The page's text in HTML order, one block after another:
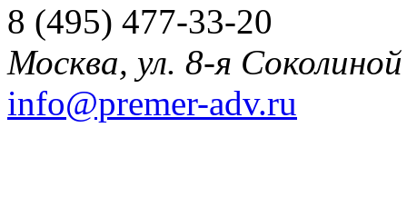
8 (495) 477-33-20
Москва, ул. 8-я
info@premer-adv.ru